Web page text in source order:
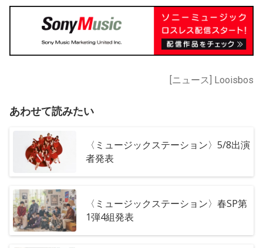
[ニュース] Looisbos
あわせて読みたい
〈ミュージックステーション〉5/8出演
者発表
〈ミュージックステーション〉春SP第
1弾4組発表